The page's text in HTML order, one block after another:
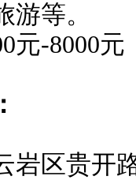
等。
元-8000
岩区贵开